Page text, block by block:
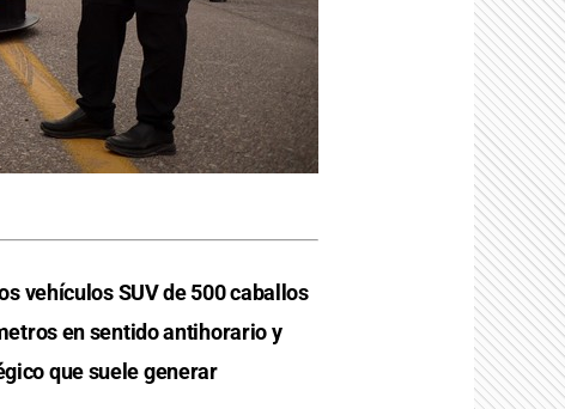
vehículos SUV de 500 caballos
en sentido antihorario y
que suele generar